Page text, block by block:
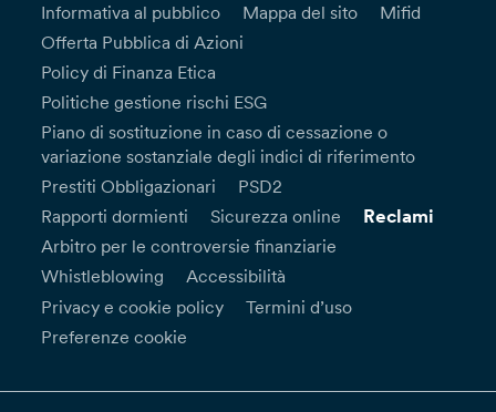
Informativa al pubblico
Mappa del sito
Mifid
Offerta Pubblica di Azioni
Policy di Finanza Etica
Politiche gestione rischi ESG
Piano di sostituzione in caso di cessazione o
variazione sostanziale degli indici di riferimento
Prestiti Obbligazionari
PSD2
Rapporti dormienti
Sicurezza online Reclami
Arbitro per le controversie finanziarie
Whistleblowing
Accessibilità
Privacy e cookie policy
Termini d’uso
Preferenze cookie